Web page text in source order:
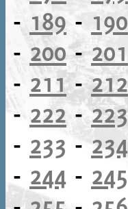
- 189 - 190
- 200-201
- 211-212
- 222 -223
- 233 -234
- 244 - 245